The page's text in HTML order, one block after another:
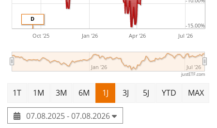
D
Oct '25 Jan '26 Apr '26 Jul '26
Jan '26 Jul '26
-15.00%
justETF.com
1T 1M 3M 6M 1J 3J 5J YTD MAX
07.08.2025 - 07.08.2026